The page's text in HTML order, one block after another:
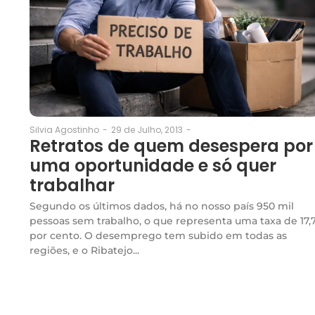
Silvia Agostinho - 29 de Julho, 2013 -
Retratos de quem desespera por
uma oportunidade e só quer
trabalhar
Segundo os últimos dados, há no nosso país 950 mil
pessoas sem trabalho, o que representa uma taxa de
por cento. O desemprego tem subido em todas as
regiões, e o Ribatejo...